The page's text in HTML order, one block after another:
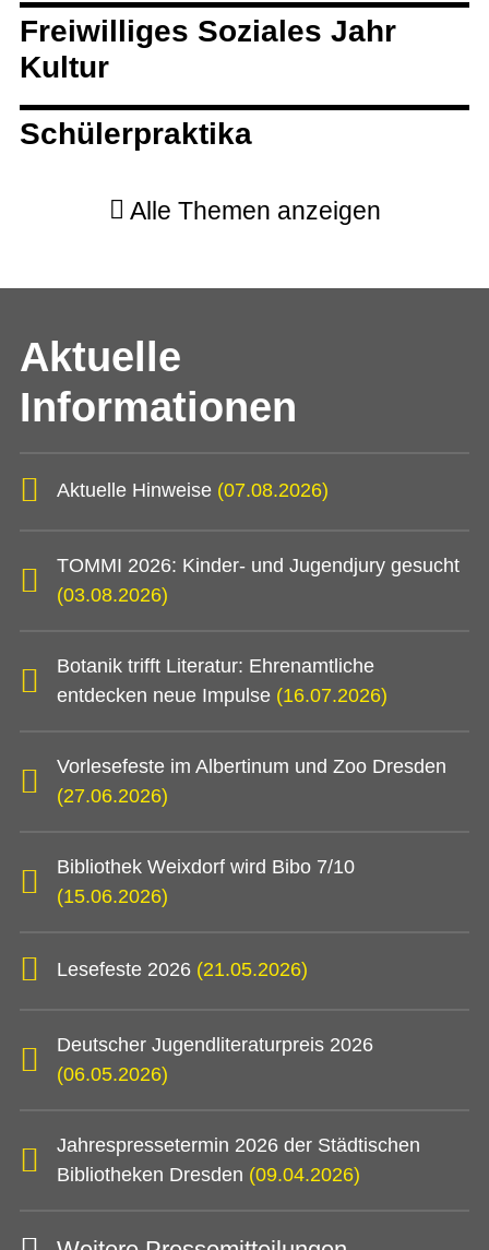
Freiwilliges Soziales Jahr
Kultur
Schülerpraktika
Alle Themen anzeigen
Aktuelle
Informationen
Aktuelle Hinweise (07.08.2026)
TOMMI 2026: Kinder- und Jugendjury gesucht
(03.08.2026)
Botanik trifft Literatur: Ehrenamtliche
entdecken neue Impulse (16.07.2026)
Vorlesefeste im Albertinum und Zoo Dresden
(27.06.2026)
Bibliothek Weixdorf wird Bibo 7/10
(15.06.2026)
Lesefeste 2026 (21.05.2026)
Deutscher Jugendliteraturpreis 2026
(06.05.2026)
Jahrespressetermin 2026 der Städtischen
Bibliotheken Dresden (09.04.2026)